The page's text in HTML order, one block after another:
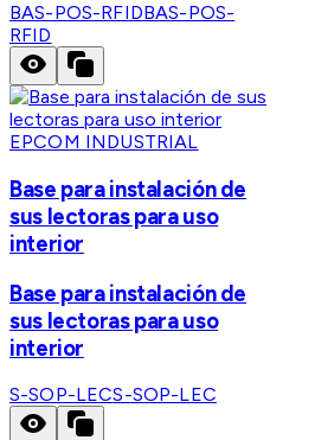
BAS-POS-RFIDBAS-POS-
RFID
EPCOM INDUSTRIAL
Base para instalación de
sus lectoras para uso
interior
Base para instalación de
sus lectoras para uso
interior
S-SOP-LECS-SOP-LEC